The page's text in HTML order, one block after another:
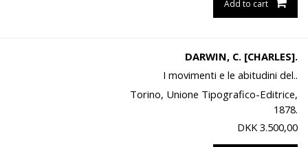
Add to cart
DARWIN, C. [CHARLES].
I movimenti e le abitudini del..
Torino, Unione Tipografico-Editrice,
1878.
DKK 3.500,00